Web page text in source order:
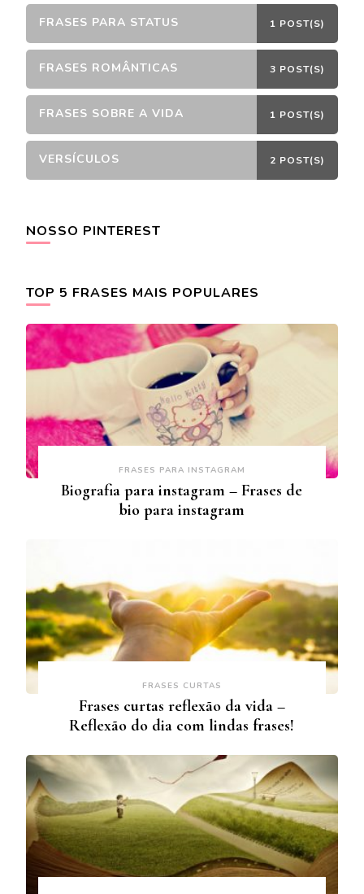
FRASES PARA STATUS 1 POST(S)
FRASES ROMÂNTICAS 3 POST(S)
FRASES SOBRE A VIDA 1 POST(S)
VERSÍCULOS 2 POST(S)
NOSSO PINTEREST
TOP 5 FRASES MAIS POPULARES
FRASES PARA INSTAGRAM
Biografia para instagram – Frases de
bio para instagram
FRASES CURTAS
Frases curtas reflexão da vida –
Reflexão do dia com lindas frases!